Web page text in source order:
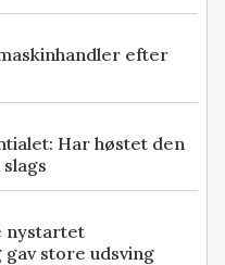
efter
Har høstet den
nystartet
store udsving